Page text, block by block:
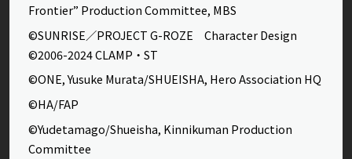
Frontier” Production Committee, MBS
©SUNRISE／PROJECT G-ROZE Character Design
©2006-2024 CLAMP・ST
©ONE, Yusuke Murata/SHUEISHA, Hero Association HQ
©HA/FAP
©Yudetamago/Shueisha, Kinnikuman Production
Committee